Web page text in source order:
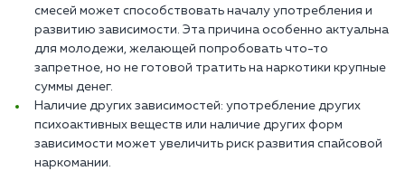
смесей может способствовать началу употребления и
развитию зависимости. Эта причина особенно актуальна
для молодежи, желающей попробовать что-то
запретное, но не готовой тратить на наркотики крупные
суммы денег.
Наличие других зависимостей: употребление других
психоактивных веществ или наличие других форм
зависимости может увеличить риск развития спайсовой
наркомании.